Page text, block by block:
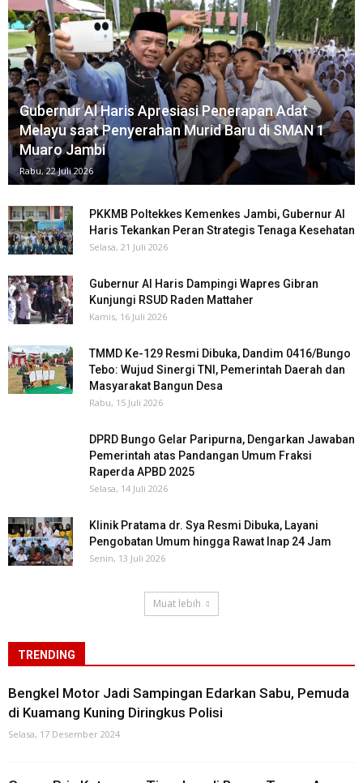
Gubernur Al Haris Apresiasi Penerapan Adat
Melayu saat Penyerahan Murid Baru di SMAN 1
Muaro Jambi
Rabu, 22 Juli 2026
PKKMB Poltekkes Kemenkes Jambi, Gubernur Al
Haris Tekankan Peran Strategis Tenaga Kesehatan
Selasa, 21 Juli 2026
Gubernur Al Haris Dampingi Wapres Gibran
Kunjungi RSUD Raden Mattaher
Kamis, 16 Juli 2026
TMMD Ke-129 Resmi Dibuka, Dandim 0416/Bungo
Tebo: Wujud Sinergi TNI, Pemerintah Daerah dan
Masyarakat Bangun Desa
Rabu, 15 Juli 2026
DPRD Bungo Gelar Paripurna, Dengarkan Jawaban
Pemerintah atas Pandangan Umum Fraksi
Raperda APBD 2025
Selasa, 14 Juli 2026
Klinik Pratama dr. Sya Resmi Dibuka, Layani
Pengobatan Umum hingga Rawat Inap 24 Jam
Senin, 13 Juli 2026
Muat lebih
TRENDING
Bengkel Motor Jadi Sampingan Edarkan Sabu, Pemuda
di Kuamang Kuning Diringkus Polisi
Selasa, 17 Desember 2024